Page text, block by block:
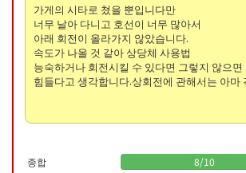
가게의 시타로 쳤을 뿐입니다만
너무 날아 다니고 호선이 너무 많아서
아래 회전이 올라가지 않았습니다.
속도가 나올 것 같아 상당체 사용법
능숙하거나 회전시킬 수 있다면 그렇지 않으면
힘들다고 생각합니다.상회전에 관해서는 아마
종합 8/10